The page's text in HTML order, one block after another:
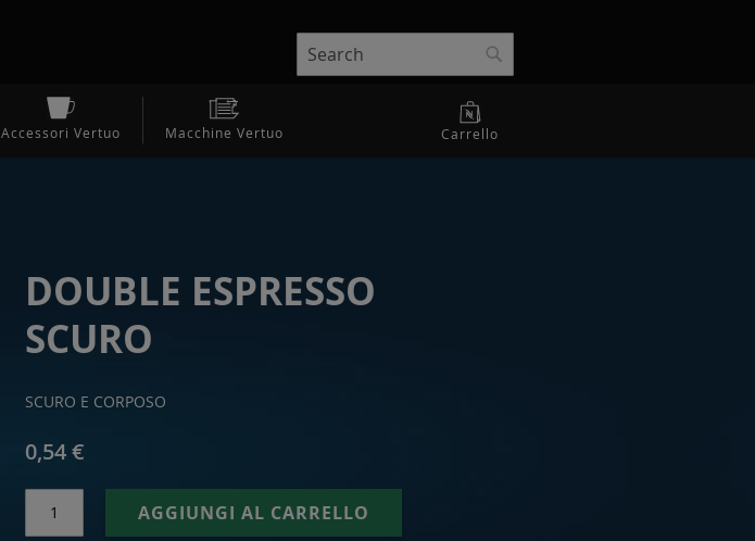
Search
Accessori Vertuo Macchine Vertuo Carrello
DOUBLE ESPRESSO
SCURO
SCURO E CORPOSO
0,54 €
AGGIUNGI AL CARRELLO